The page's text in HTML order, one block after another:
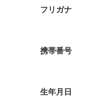
フリガナ
携帯番号
生年月日